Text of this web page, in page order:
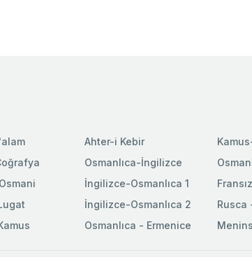
Ahter-i Kebir
Osmanlıca-İngilizce
İngilizce-Osmanlıca 1
İngilizce-Osmanlıca 2
Osmanlıca - Ermenice
Rusca